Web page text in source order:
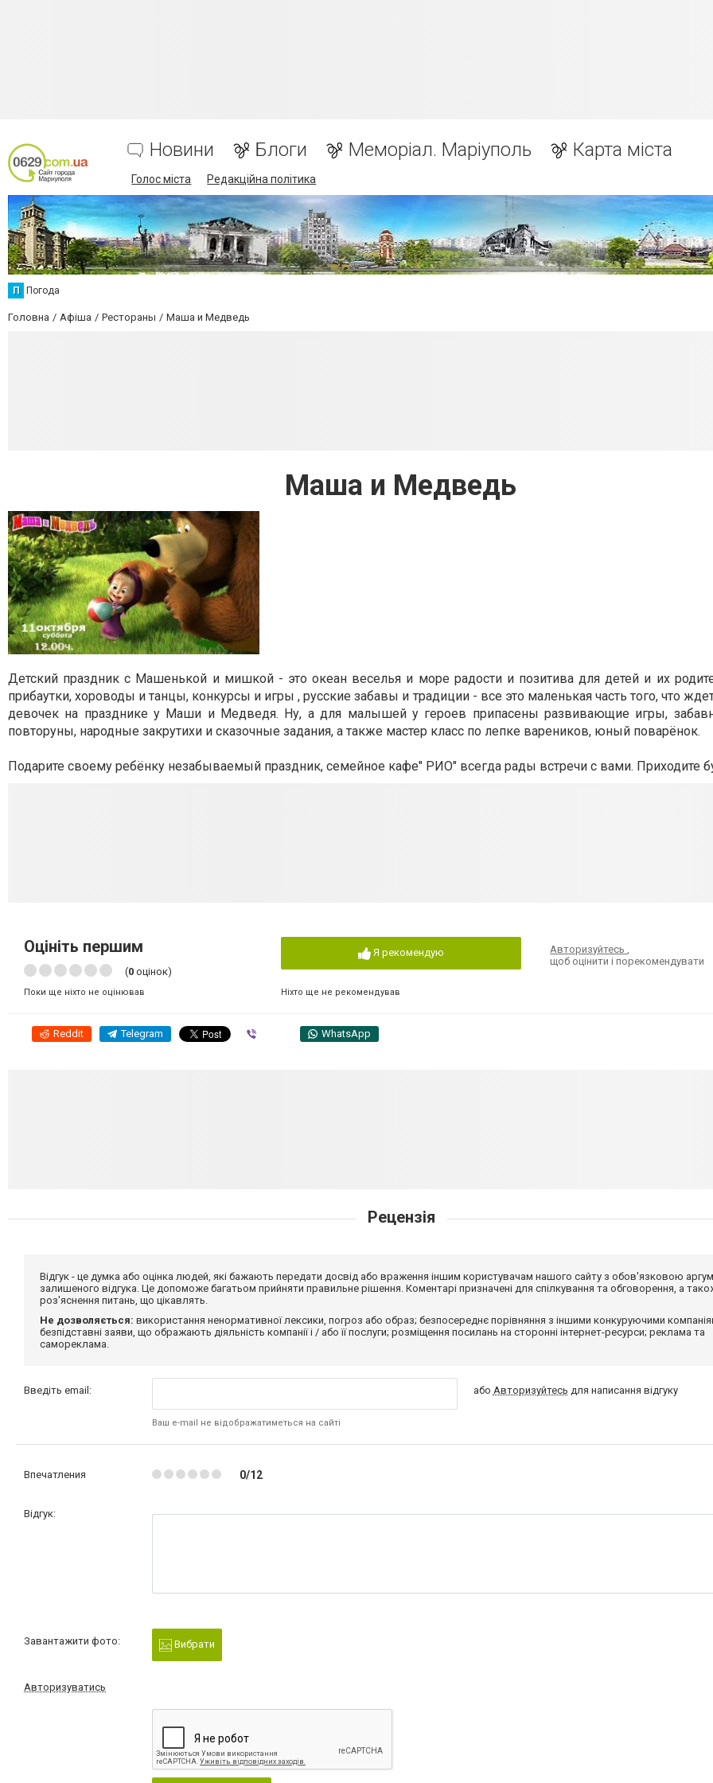
Новини Блоги Меморіал. Маріуполь Карта міста
Голос міста Редакційна політика
П Погода
Головна Афіша Рестораны Маша и Медведь
Маша и Медведь
Детский праздник с Машенькой и мишкой - это океан веселья и море радости и позитива для детей и их
прибаутки, хороводы и танцы, конкурсы и игры , русские забавы и традиции - все это маленькая часть того, что
девочек на празднике у Маши и Медведя. Ну, а для малышей у героев припасены развивающие игры,
повторуны, народные закрутихи и сказочные задания, а также мастер класс по лепке вареников, юный поварёнок.
Подарите своему ребёнку незабываемый праздник, семейное кафе" РИО" всегда рады встречи с вами. Приходите
Оцініть першим
(0 оцінок)
Поки ще ніхто не оцінював
Я рекомендую
Ніхто ще не рекомендував
Авторизуйтесь,
щоб оцінити і порекомендувати
Reddit Telegram WhatsApp
Рецензія
Відгук - це думка або оцінка людей, які бажають передати досвід або враження іншим користувачам нашого сайту з обов'язковою
залишеного відгука. Це допоможе багатьом прийняти правильне рішення. Коментарі призначені для спілкування та обговорення, а
роз'яснення питань, що цікавлять.
Не дозволяється: використання ненормативної лексики, погроз або образ; безпосереднє порівняння з іншими конкуруючими
безпідставні заяви, що ображають діяльність компанії і / або її послуги; розміщення посилань на сторонні інтернет-ресурси; реклама та
самореклама.
Введіть email:
Ваш e-mail не відображатиметься на сайті
або Авторизуйтесь для написання відгуку
Впечатления 0/12
Відгук:
Завантажити фото: Вибрати
Авторизуватись